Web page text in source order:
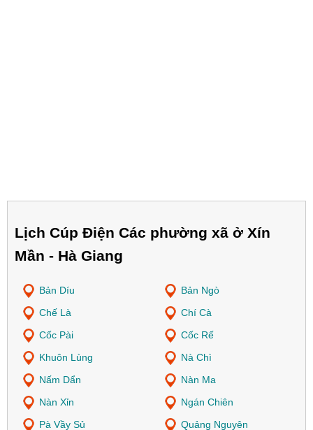
Lịch Cúp Điện Các phường xã ở Xín
Mần - Hà Giang
Bản Díu
Bản Ngò
Chế Là
Chí Cà
Cốc Pài
Cốc Rế
Khuôn Lùng
Nà Chì
Nấm Dẩn
Nàn Ma
Nàn Xỉn
Ngán Chiên
Pà Vầy Sủ
Quảng Nguyên